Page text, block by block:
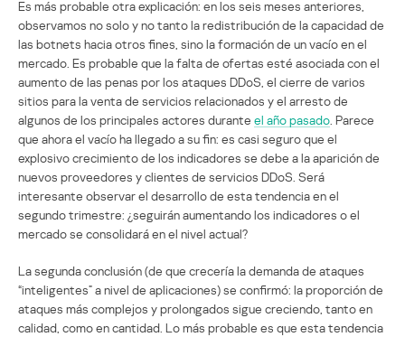
Es más probable otra explicación: en los seis meses anteriores,
observamos no solo y no tanto la redistribución de la capacidad de
las botnets hacia otros fines, sino la formación de un vacío en el
mercado. Es probable que la falta de ofertas esté asociada con el
aumento de las penas por los ataques DDoS, el cierre de varios
sitios para la venta de servicios relacionados y el arresto de
algunos de los principales actores durante el año pasado . Parece
que ahora el vacío ha llegado a su fin: es casi seguro que el
explosivo crecimiento de los indicadores se debe a la aparición de
nuevos proveedores y clientes de servicios DDoS. Será
interesante observar el desarrollo de esta tendencia en el
segundo trimestre: ¿seguirán aumentando los indicadores o el
mercado se consolidará en el nivel actual?
La segunda conclusión (de que crecería la demanda de ataques
“inteligentes” a nivel de aplicaciones) se confirmó: la proporción de
ataques más complejos y prolongados sigue creciendo, tanto en
calidad, como en cantidad. Lo más probable es que esta tendencia